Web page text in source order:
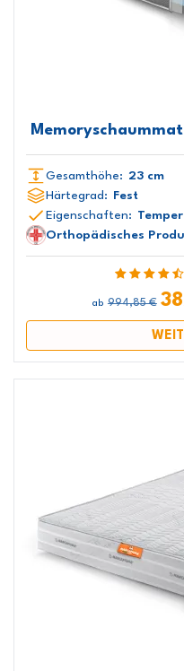
Gesamthöhe: 23 cm
Härtegrad:
Fest
Eigenschaften:
Orthopädisches
ab 994,85 €